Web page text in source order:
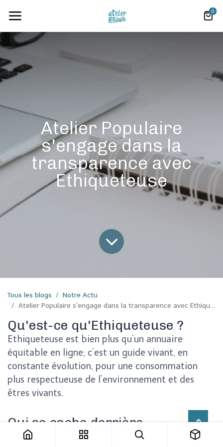
0
Atelier Populaire
s'engage dans la
transparence avec
Ethiqueteuse
Tous les blogs
Notre Actu
Atelier Populaire s'engage dans la transparence avec Ethiqueteuse
Qu'est-ce qu'Ethiqueteuse ?
Ethiqueteuse est bien plus qu’un annuaire
équitable en ligne; c’est un guide vivant, en
constante évolution, pour une consommation
plus respectueuse de l’environnement et des
êtres vivants.
Qui se cache derrière
Ethiqueteuse ?